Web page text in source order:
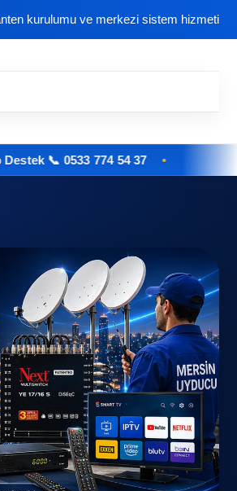
kurulumu ve merkezi sistem hizmeti
0533 774 54 37